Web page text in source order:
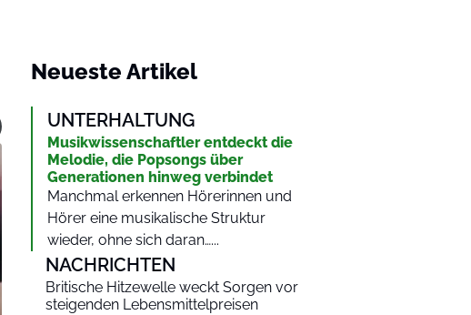
Neueste Artikel
UNTERHALTUNG
Musikwissenschaftler entdeckt die
Melodie, die Popsongs über
Generationen hinweg verbindet
Manchmal erkennen Hörerinnen und
Hörer eine musikalische Struktur
wieder, ohne sich daran…...
NACHRICHTEN
Britische Hitzewelle weckt Sorgen vor
steigenden Lebensmittelpreisen